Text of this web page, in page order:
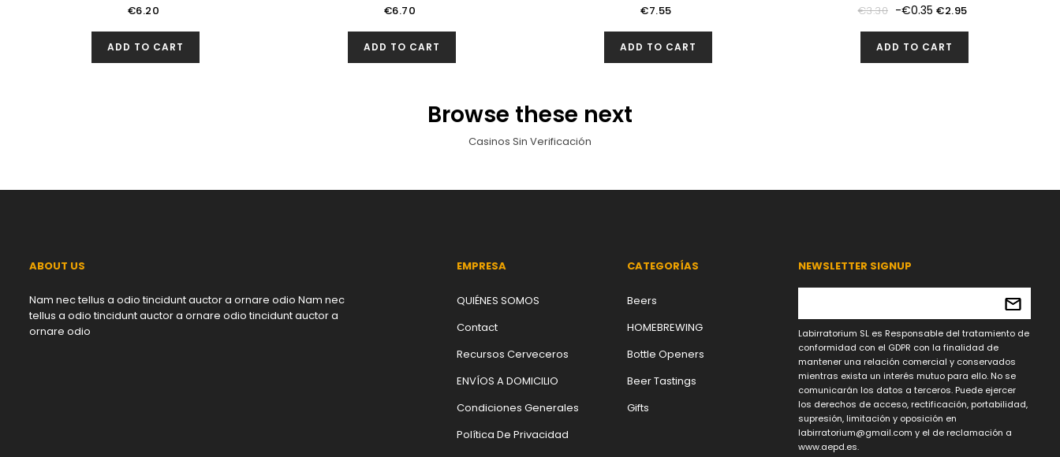
Price
€6.20
ADD TO CART
Price
€6.70
ADD TO CART
Price
€7.55
ADD TO CART
Regular
price
€3.30 -€0.35 Price
€2.95
ADD TO CART
Browse these next
Casinos Sin Verificación
ABOUT US
Nam nec tellus a odio tincidunt auctor a ornare odio Nam nec
tellus a odio tincidunt auctor a ornare odio tincidunt auctor a
ornare odio
EMPRESA
QUIÉNES SOMOS
Contact
Recursos Cerveceros
ENVÍOS A DOMICILIO
Condiciones Generales
Política De Privacidad
CATEGORÍAS
Beers
HOMEBREWING
Bottle Openers
Beer Tastings
Gifts
NEWSLETTER SIGNUP
Labirratorium SL es Responsable del tratamiento de
conformidad con el GDPR con la finalidad de
mantener una relación comercial y conservados
mientras exista un interés mutuo para ello. No se
comunicarán los datos a terceros. Puede ejercer
los derechos de acceso, rectificación, portabilidad,
supresión, limitación y oposición en
labirratorium@gmail.com y el de reclamación a
www.aepd.es.